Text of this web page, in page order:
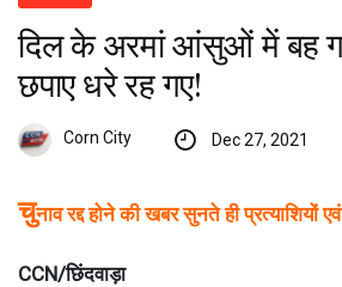
दिल के अरमां आंसुओं में बह
छपाए धरे रह गए!
Corn City Dec 27, 2021
चुनाव रद्द होने की खबर सुनते ही प्रत्याशियों
CCN/छिंदवाड़ा